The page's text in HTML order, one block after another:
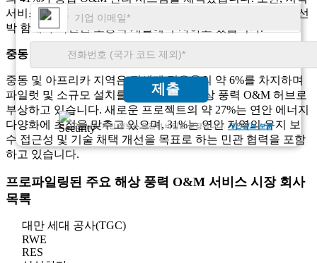
제출
고객님의 개인 정보는 완전히 비밀로 보장됩니다. 개인정보 보호
서비스 제공업체의 33%는 수입 의존도를 줄이기 위해 국내 선
박 함대와 숙련된 노동력 개발에 투자하고 있습니다.
중동 및 아프리카
중동 및 아프리카 지역은 전세계 점유율의 약 6%를 차지하며
파일럿 및 소규모 설치를 통해 새로운 해상 풍력 O&M 허브로
부상하고 있습니다. 새로운 프로젝트의 약 27%는 연안 에너지
다양화에 초점을 맞추고 있으며, 31%는 연안 지역의 유지 보
수 접근성 및 기술 채택 개선을 목표로 하는 민관 협력을 포함
하고 있습니다.
프로파일링된 주요 해상 풍력 O&M 서비스 시장 회사
목록
대만 세대 공사(TGC)
RWE
RES